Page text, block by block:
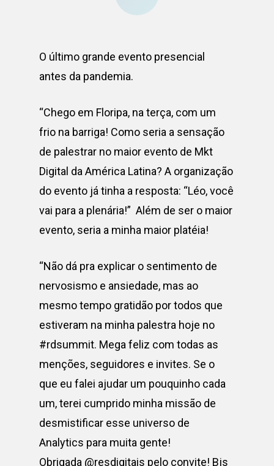
O último grande evento presencial
antes da pandemia.
“Chego em Floripa, na terça, com um
frio na barriga! Como seria a sensação
de palestrar no maior evento de Mkt
Digital da América Latina? A organização
do evento já tinha a resposta: “Léo, você
vai para a plenária!” Além de ser o maior
evento, seria a minha maior platéia!
“Não dá pra explicar o sentimento de
nervosismo e ansiedade, mas ao
mesmo tempo gratidão por todos que
estiveram na minha palestra hoje no
#rdsummit. Mega feliz com todas as
menções, seguidores e invites. Se o
que eu falei ajudar um pouquinho cada
um, terei cumprido minha missão de
desmistificar esse universo de
Analytics para muita gente!
Obrigada @resdigitais pelo convite! Bjs